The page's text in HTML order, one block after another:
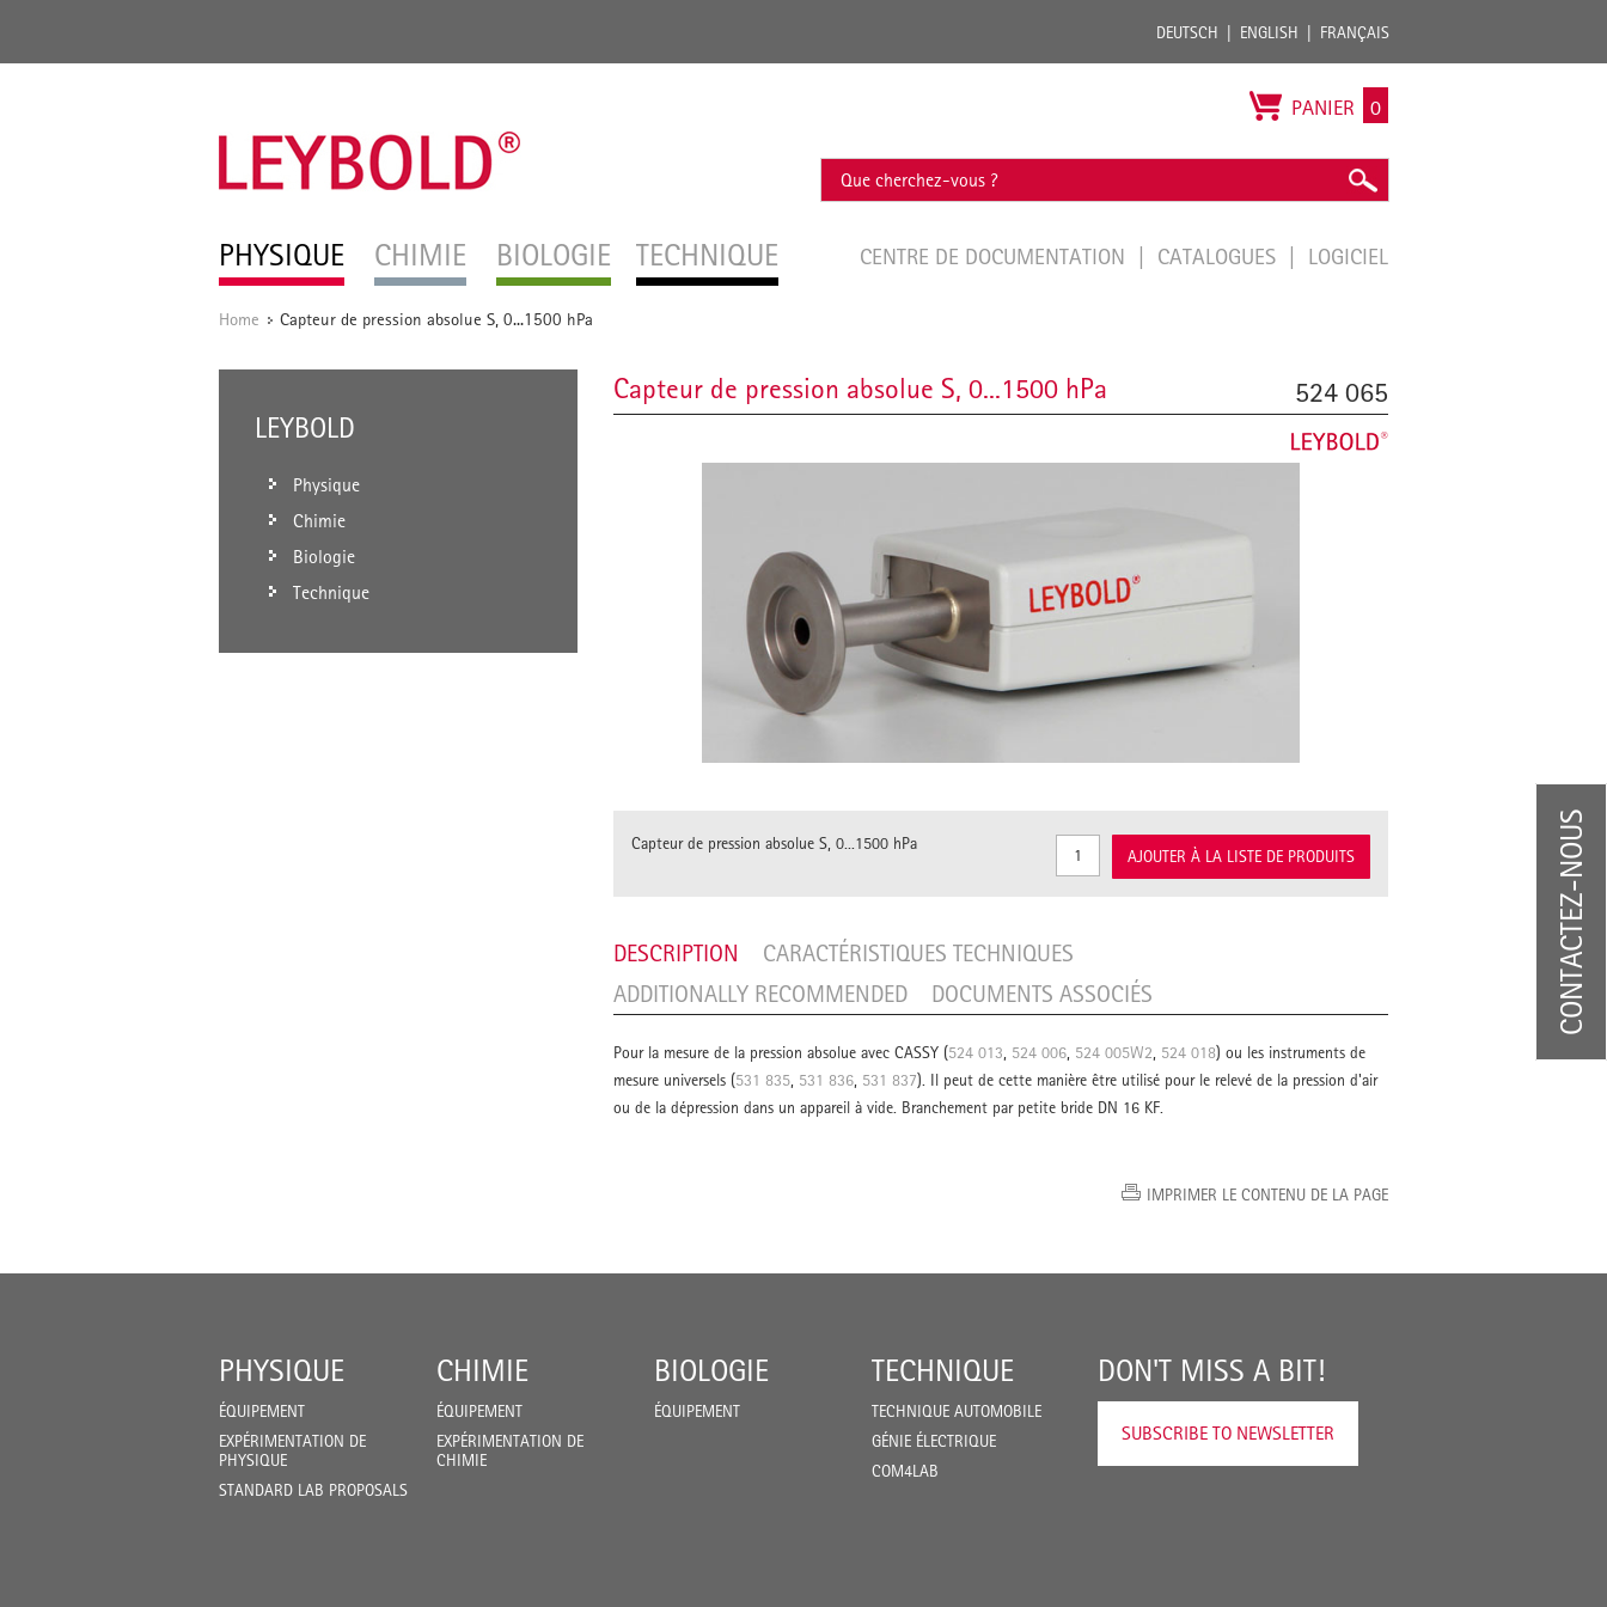
DEUTSCH ENGLISH FRANÇAIS
PHYSIQUE CHIMIE BIOLOGIE TECHNIQUE
PANIER 0
CENTRE DE DOCUMENTATION CATALOGUES LOGICIEL
Home / Capteur de pression absolue S, 0...1500 hPa
Capteur de pression absolue S, 0...1500 hPa 524 065
Capteur de pression absolue S, 0...1500 hPa
AJOUTER À LA LISTE DE PRODUITS
DESCRIPTION
CARACTÉRISTIQUES TECHNIQUES
ADDITIONALLY RECOMMENDED
DOCUMENTS ASSOCIÉS
Pour la mesure de la pression absolue avec CASSY (524 013 524 006 524 005W2 524 018) ou les instruments de
mesure universels (531 835 531 836 531 837). Il peut de cette manière être utilisé pour le relevé de la pression d'air
ou de la dépression dans un appareil à vide. Branchement par petite bride DN 16 KF.
IMPRIMER LE CONTENU DE LA PAGE
LEYBOLD
Physique
Chimie
Biologie
Technique
PHYSIQUE
ÉQUIPEMENT
EXPÉRIMENTATION DE
PHYSIQUE
STANDARD LAB PROPOSALS
CHIMIE
ÉQUIPEMENT
EXPÉRIMENTATION DE
CHIMIE
BIOLOGIE
ÉQUIPEMENT
TECHNIQUE
TECHNIQUE AUTOMOBILE
GÉNIE ÉLECTRIQUE
COM4LAB
DON'T MISS A BIT!
SUBSCRIBE TO NEWSLETTER
CONTACTEZ-NOUS